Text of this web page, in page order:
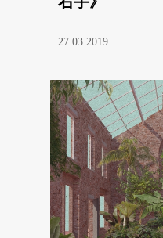
27.03.2019